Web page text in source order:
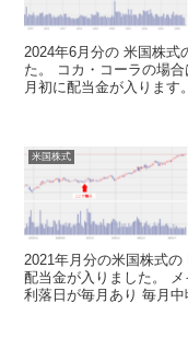
2024年6月分の 米国株式
た。 コカ・コーラの場
月初に配当金が入ります
米国株式
2021年月分の米国株式
配当金が入りました。
利落日が毎月あり 毎月